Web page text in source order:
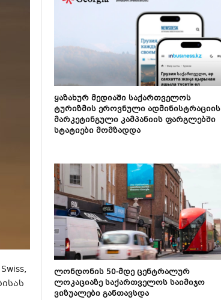
ყაზახურ მედიაში საქართველოს
ტურიზმის ეროვნული ადმინისტრაციის
მარკეტინგული კამპანიის ფარგლებში
სტატიები მომზადდა
ლონდონის 50-მდე ცენტრალურ
ლოკაციაზე საქართველოს საიმიჯო
ვიზუალები განთავსდა